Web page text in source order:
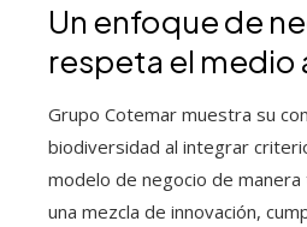
Un enfoque de
respeta el medio
Grupo Cotemar muestra su
biodiversidad al integrar
modelo de negocio de
una mezcla de innovación,